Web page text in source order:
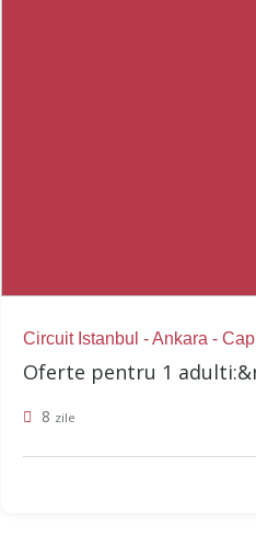
Circuit Istanbul - Ankara -
Oferte pentru 1
8 zile